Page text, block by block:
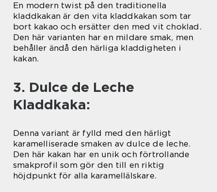
En modern twist på den traditionella
kladdkakan är den vita kladdkakan som tar
bort kakao och ersätter den med vit choklad.
Den här varianten har en mildare smak, men
behåller ändå den härliga kladdigheten i
kakan.
3. Dulce de Leche
Kladdkaka:
Denna variant är fylld med den härligt
karamelliserade smaken av dulce de leche.
Den här kakan har en unik och förtrollande
smakprofil som gör den till en riktig
höjdpunkt för alla karamellälskare.